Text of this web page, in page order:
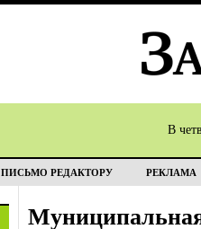
В
ПИСЬМО РЕДАКТОРУ РЕКЛАМА